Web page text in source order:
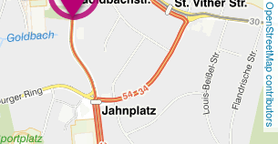
OpenStreetMap contributors